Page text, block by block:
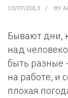
10/07/2013 BY
Бывают дни,
над
быть разные
на работе, и
плохая